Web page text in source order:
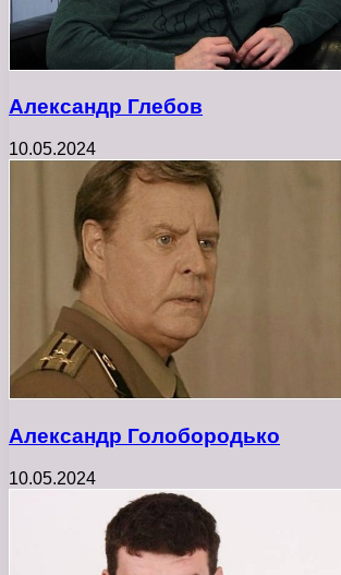
Александр Глебов
10.05.2024
Александр Голобородько
10.05.2024